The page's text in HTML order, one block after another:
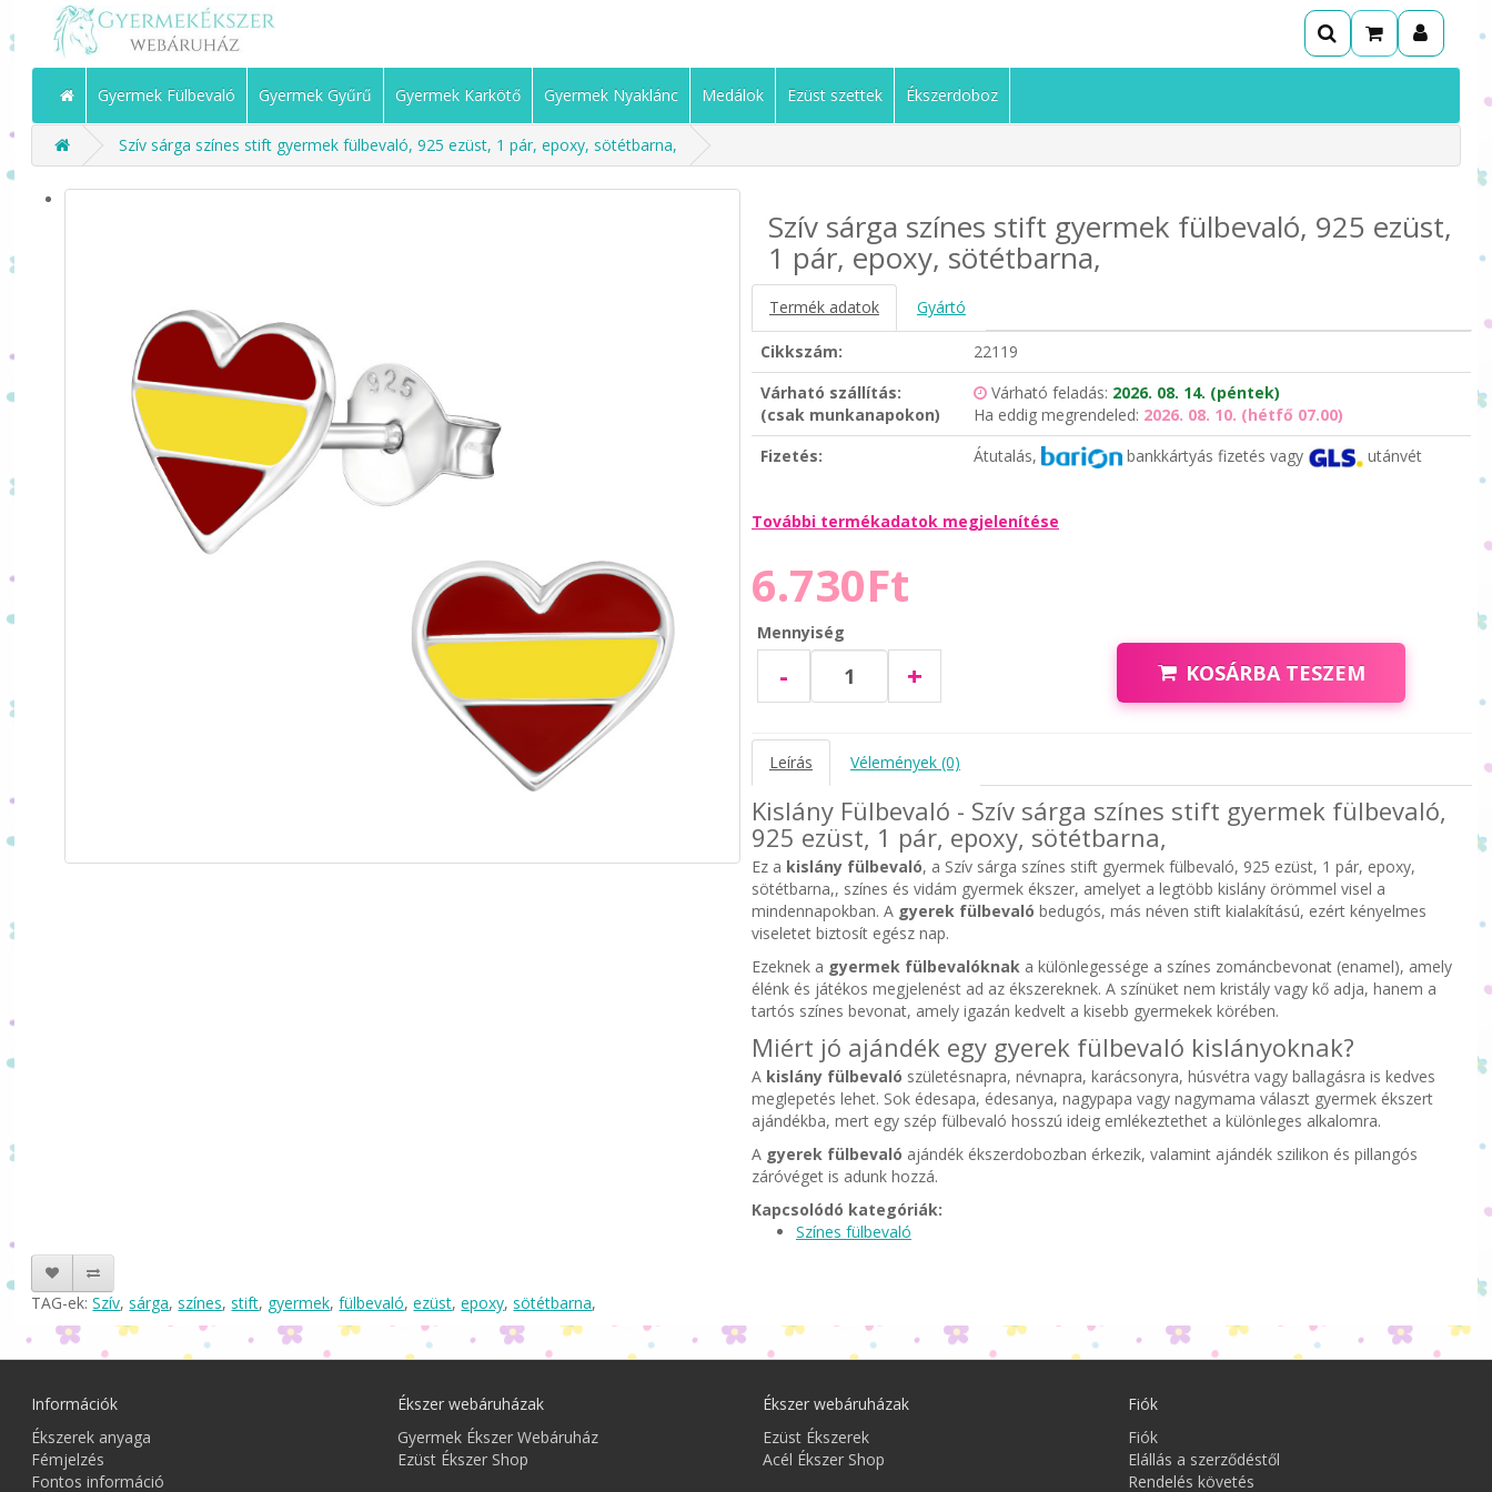
Gyermek Fülbevaló Gyermek Gyűrű Gyermek Karkötő Gyermek Nyaklánc Medálok Ezüst szettek Ékszerdoboz
Szív sárga színes stift gyermek fülbevaló, 925 ezüst, 1 pár, epoxy, sötétbarna,
Szív sárga színes stift gyermek fülbevaló, 925 ezüst,
1 pár, epoxy, sötétbarna,
Termék adatok Gyártó
Cikkszám:
22119
Várható szállítás:
(csak munkanapokon)
Várható feladás: 2026. 08. 14. (péntek)
Ha eddig megrendeled: 2026. 08. 10. (hétfő 07.00)
Fizetés:
Átutalás, bankkártyás fizetés vagy utánvét
További termékadatok megjelenítése
6.730Ft
Mennyiség
- + KOSÁRBA TESZEM
Leírás Vélemények (0)
Kislány Fülbevaló - Szív sárga színes stift gyermek fülbevaló,
925 ezüst, 1 pár, epoxy, sötétbarna,
Ez a kislány fülbevaló, a Szív sárga színes stift gyermek fülbevaló, 925 ezüst, 1 pár, epoxy,
sötétbarna,, színes és vidám gyermek ékszer, amelyet a legtöbb kislány örömmel visel a
mindennapokban. A gyerek fülbevaló bedugós, más néven stift kialakítású, ezért kényelmes
viseletet biztosít egész nap.
Ezeknek a gyermek fülbevalóknaka különlegessége a színes zománcbevonat (enamel), amely
élénk és játékos megjelenést ad az ékszereknek. A színüket nem kristály vagy kő adja, hanem a
tartós színes bevonat, amely igazán kedvelt a kisebb gyermekek körében.
Miért jó ajándék egy gyerek fülbevaló kislányoknak?
A kislány fülbevaló születésnapra, névnapra, karácsonyra, húsvétra vagy ballagásra is kedves
meglepetés lehet. Sok édesapa, édesanya, nagypapa vagy nagymama választ gyermek ékszert
ajándékba, mert egy szép fülbevaló hosszú ideig emlékeztethet a különleges alkalomra.
A gyerek fülbevaló ajándék ékszerdobozban érkezik, valamint ajándék szilikon és pillangós
záróvéget is adunk hozzá.
Kapcsolódó kategóriák:
Színes fülbevaló
TAG-ek:Szív,sárga,színes,stift, gyermek,fülbevaló,ezüst,epoxy,sötétbarna,
Információk
Ékszerek anyaga
Fémjelzés
Fontos információ
Ékszer webáruházak
Gyermek Ékszer Webáruház
Ezüst Ékszer Shop
Ékszer webáruházak
Ezüst Ékszerek
Acél Ékszer Shop
Fiók
Fiók
Elállás a szerződéstől
Rendelés követés